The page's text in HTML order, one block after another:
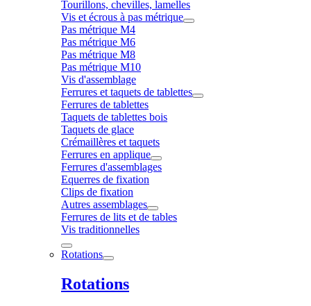
Tourillons, chevilles, lamelles
Vis et écrous à pas métrique
Pas métrique M4
Pas métrique M6
Pas métrique M8
Pas métrique M10
Vis d'assemblage
Ferrures et taquets de tablettes
Ferrures de tablettes
Taquets de tablettes bois
Taquets de glace
Crémaillères et taquets
Ferrures en applique
Ferrures d'assemblages
Equerres de fixation
Clips de fixation
Autres assemblages
Ferrures de lits et de tables
Vis traditionnelles
Rotations
Rotations